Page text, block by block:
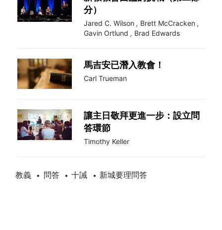
分）
Jared C. Wilson , Brett McCracken ,
Gavin Ortlund , Brad Edwards
馬吉安已潛入教會！
Carl Trueman
讓主日敬拜更進一步：設立問
答環節
Timothy Keller
教義 • 問答 • 十誡 • 新城要理問答